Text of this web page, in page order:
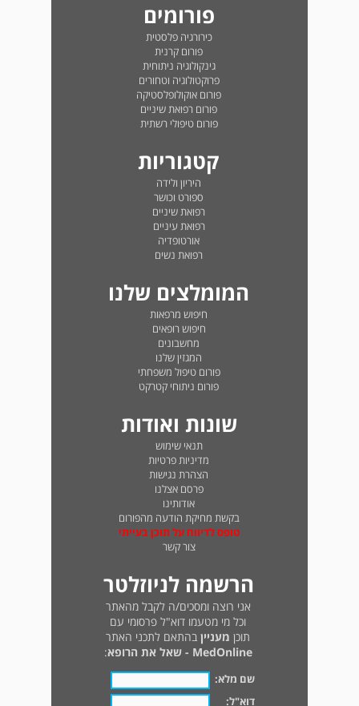
פורומים
כירורגיה פלסטית
פורום קרנית
גינקולוגיה ניתוחית
פרוקטולוגיה וטחורים
פורום אוקולופלסטיקה
פורום רפואת שיניים
פורום טיפולי רשתית
קטגוריות
היריון ולידה
ספורט וכושר
רפואת שיניים
רפואת עיניים
אורטופדיה
רפואת נשים
המומלצים שלנו
חיפוש מרפאות
חיפוש רופאים
מחשבונים
המגזין שלנו
פורום טיפול משפחתי
פורום ניתוחי קטרקט
שונות ואודות
תנאי שימוש
מדיניות פרטיות
הצהרת נגישות
פרסם אצלנו
אודותינו
בקשת מחיקת הודעה מהפורום
טופס לדיווח על תוכן בעייתי
צור קשר
הרשמה לניוזלטר
אני רוצה ומסכים/ה לקבל מהאתר
וכל מי מטעמו דוא"ל פרסומי עם
תוכן מעניין בהתאם לתכני האתר
MedOnline - שאל את הרופא
:
שם מלא:
דוא"ל: